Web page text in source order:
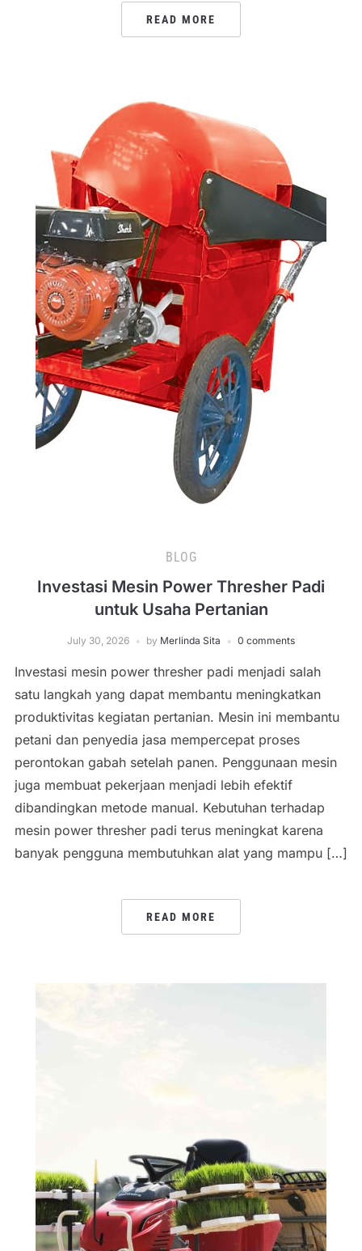
READ MORE
BLOG
Investasi Mesin Power Thresher Padi
untuk Usaha Pertanian
July 30, 2026 by Merlinda Sita 0 comments
Investasi mesin power thresher padi menjadi salah
satu langkah yang dapat membantu meningkatkan
produktivitas kegiatan pertanian. Mesin ini membantu
petani dan penyedia jasa mempercepat proses
perontokan gabah setelah panen. Penggunaan mesin
juga membuat pekerjaan menjadi lebih efektif
dibandingkan metode manual. Kebutuhan terhadap
mesin power thresher padi terus meningkat karena
banyak pengguna membutuhkan alat yang mampu […]
READ MORE